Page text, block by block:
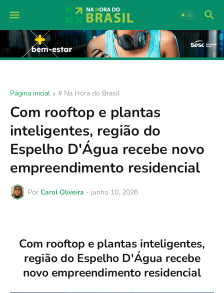
Página inicial # Na Hora do Brasil
Com rooftop e plantas
inteligentes, região do
Espelho D'Água recebe novo
empreendimento residencial
Por Carol Oliveira - junho 10, 2026
Com rooftop e plantas inteligentes,
região do Espelho D'Água recebe
novo empreendimento residencial